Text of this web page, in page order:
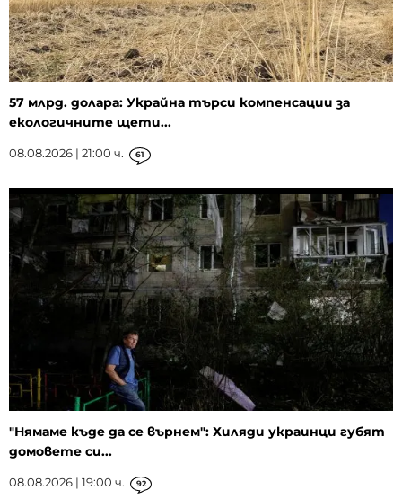
57 млрд. долара: Украйна търси компенсации за
екологичните щети...
08.08.2026 | 21:00 ч. 61
"Нямаме къде да се върнем": Хиляди украинци губят
домовете си...
08.08.2026 | 19:00 ч. 92